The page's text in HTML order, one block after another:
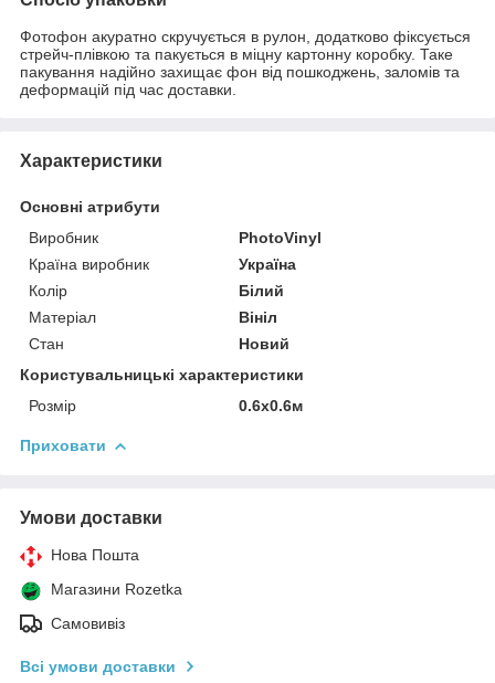
Фотофон акуратно скручується в рулон, додатково фіксується
стрейч-плівкою та пакується в міцну картонну коробку. Таке
пакування надійно захищає фон від пошкоджень, заломів та
деформацій під час доставки.
Характеристики
Основні атрибути
Виробник
PhotoVinyl
Країна виробник
Україна
Колір
Білий
Матеріал
Вініл
Стан
Новий
Користувальницькі характеристики
Розмір
0.6х0.6м
Приховати
Умови доставки
Нова Пошта
Магазини Rozetka
Самовивіз
Всі умови доставки